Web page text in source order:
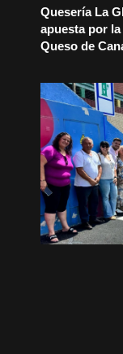
Quesería La
apuesta por
Queso de